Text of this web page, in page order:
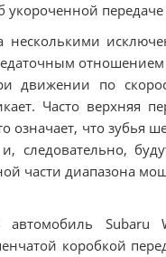
несколькими
отношением
движении по
Часто верхняя
означает, что зубья
следовательно,
части диапазона
Subaru
коробкой